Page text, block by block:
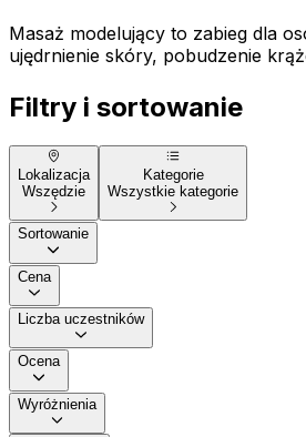
Masaż modelujący to zabieg dla
ujędrnienie skóry, pobudzenie
Filtry i sortowanie
Lokalizacja
Wszędzie
Kategorie
Wszystkie kategorie
Sortowanie
Cena
Liczba uczestników
Ocena
Wyróżnienia